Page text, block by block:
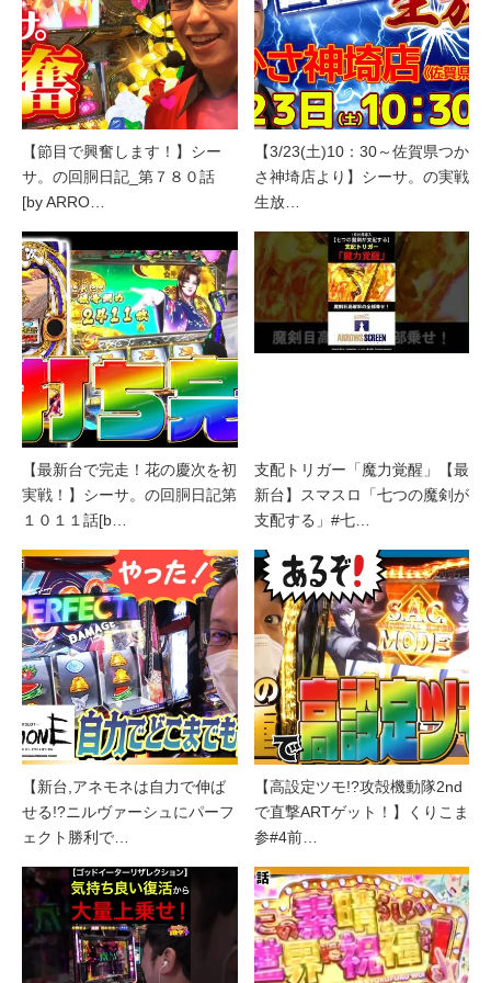
【節目で興奮します！】シー
サ。の回胴日記_第７８０話
[by ARRO…
【3/23(土)10：30～佐賀県つか
さ神埼店より】シーサ。の実戦
生放…
【最新台で完走！花の慶次を初
実戦！】シーサ。の回胴日記第
１０１１話[b…
支配トリガー「魔力覚醒」【最
新台】スマスロ「七つの魔剣が
支配する」#七…
【新台,アネモネは自力で伸ば
せる!?ニルヴァーシュにパーフ
ェクト勝利で…
【高設定ツモ!?攻殻機動隊2nd
で直撃ARTゲット！】くりこま
参#4前…